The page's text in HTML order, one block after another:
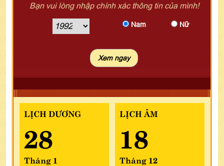
Bạn vui lòng nhập chính xác thông tin của mình!
Nam Nữ
LỊCH DƯƠNG
28
Tháng 1
LỊCH ÂM
18
Tháng 12